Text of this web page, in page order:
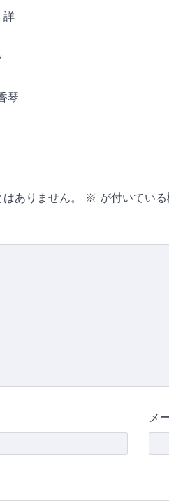
詳
琴
ありません。 ※ が付いてい
メ